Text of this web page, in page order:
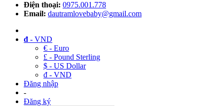
Điện thoại: 0975.001.778
Email: dautramlovebaby@gmail.com
đ - VND
€ - Euro
£ - Pound Sterling
$ - US Dollar
đ - VND
Đăng nhập
-
Đăng ký